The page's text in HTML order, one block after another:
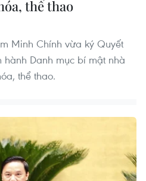
thể thao
Minh Chính vừa ký Quyết
Danh mục bí mật nhà
thể thao.